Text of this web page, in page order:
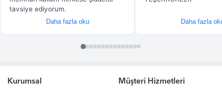
Kurumsal Müşteri Hizmetleri